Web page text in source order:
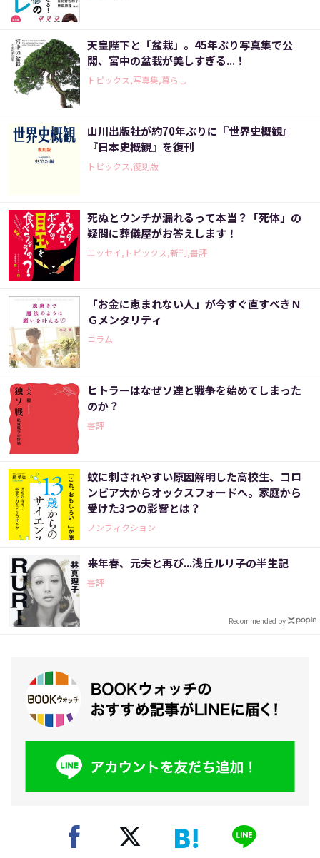
天皇陛下と「盆栽」。45年ぶり写真集で公
開、宮中の盆栽が美しすぎる...！
トピックス,写真集,暮らし
山川出版社が約70年ぶりに『世界史概観』
『日本史概観』を復刊
トピックス,復刻版
死ぬとウンチが漏れるって本当？「死体」の
疑問に葬儀屋がお答えします！
エッセイ,トピックス,新刊,書評
「お金に恵まれない人」が今すぐ直すべきＮ
Ｇメンタリティ
コラム
ヒトラーはなぜソ連と戦争を始めてしまった
のか？
書評
蚊に刺されやすい原因解明した高校生、コロ
ンビア大からオックスフォードへ。家庭から
受けた3つの影響とは？
ノンフィクション
来年春、元夫と再び...浅丘ルリ子の半生記
書評
Recommended by